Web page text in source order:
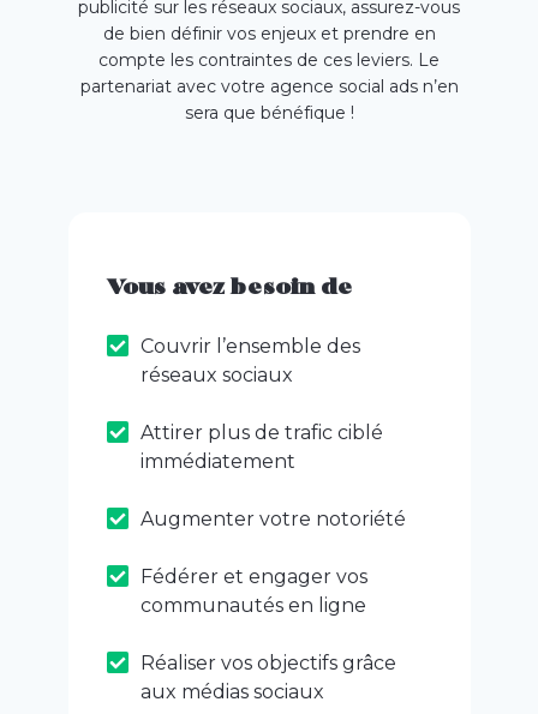
publicité sur les réseaux sociaux, assurez-vous
de bien définir vos enjeux et prendre en
compte les contraintes de ces leviers. Le
partenariat avec votre agence social ads n’en
sera que bénéfique !
Vous avez besoin de
Couvrir l’ensemble des
réseaux sociaux
Attirer plus de trafic ciblé
immédiatement
Augmenter votre notoriété
Fédérer et engager vos
communautés en ligne
Réaliser vos objectifs grâce
aux médias sociaux